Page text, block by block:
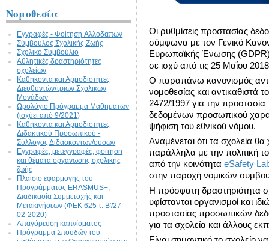
Νομοθεσία
Εγγραφές - Φοίτηση Aλλοδαπών
Σύμβουλος Σχολικής Ζωής
Σχολικό Συμβούλιο
Αθλητικές δραστηριότητες
σχολείων
Καθήκοντα και Αρμοδιότητες
Διευθυντών/τριών Σχολικών
Μονάδων
Ωρολόγιο Πρόγραμμα Μαθημάτων
(ισχύει από 9/2021)
Καθήκοντα και Αρμοδιότητες
Διδακτικού Προσωπικού -
Σύλλογος Διδασκόντων/ουσών
Εγγραφές, μετεγγραφές, φοίτηση
και θέματα οργάνωσης σχολικής
ζωής
Πλαίσιο εφαρμογής του
Προγράμματος ERASMUS+,
Διαδικασία Συμμετοχής και
Μετακινήσεων (ΦΕΚ 625 τ. Β'/27-
02-2020)
Απαγόρευση καπνίσματος
Πρόγραμμα Σπουδών του
Οι ρυθμίσεις προστασίας
σύμφωνα με τον Γενικό
Ευρωπαϊκής Ένωσης
σε ισχύ από τις 25 Μαΐου
Ο παραπάνω κανονισμός
νομοθεσίας και αντικαθιστά
2472/1997 για την
δεδομένων προσωπικού
ψήφιση του εθνικού νόμου.
Αναμένεται ότι τα σχολεία
παράλληλα με την πολιτική
από την κοινότητα eSafety
στην παροχή νομικών
Η πρόσφατη δραστηριότητα
υφίστανται οργανισμοί και
προστασίας προσωπικών
για τα σχολεία και άλλους